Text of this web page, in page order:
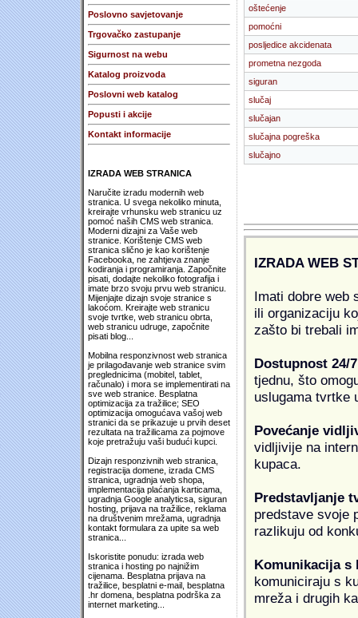
Poslovno savjetovanje
Trgovačko zastupanje
Sigurnost na webu
Katalog proizvoda
Poslovni web katalog
Popusti i akcije
Kontakt informacije
IZRADA WEB STRANICA
Naručite izradu modernih web
stranica. U svega nekoliko minuta,
kreirajte vrhunsku web stranicu uz
pomoć naših CMS web stranica.
Moderni dizajni za Vaše web
stranice. Korištenje CMS web
stranica slično je kao korištenje
Facebooka, ne zahtjeva znanje
kodiranja i programiranja. Započnite
pisati, dodajte nekoliko fotografija i
imate brzo svoju prvu web stranicu.
Mijenjajte dizajn svoje stranice s
lakoćom. Kreirajte web stranicu
svoje tvrtke, web stranicu obrta,
web stranicu udruge, započnite
pisati blog...
Mobilna responzivnost web stranica
je prilagođavanje web stranice svim
preglednicima (mobitel, tablet,
računalo) i mora se implementirati na
sve web stranice. Besplatna
optimizacija za tražilice; SEO
optimizacija omogućava vašoj web
stranici da se prikazuje u prvih deset
rezultata na tražilicama za pojmove
koje pretražuju vaši budući kupci.
Dizajn responzivnih web stranica,
registracija domene, izrada CMS
stranica, ugradnja web shopa,
implementacija plaćanja karticama,
ugradnja Google analyticsa, siguran
hosting, prijava na tražilice, reklama
na društvenim mrežama, ugradnja
kontakt formulara za upite sa web
stranica...
Iskoristite ponudu: izrada web
stranica i hosting po najnižim
cijenama. Besplatna prijava na
tražilice, besplatni e-mail, besplatna
.hr domena, besplatna podrška za
internet marketing...
oštećenje
pomoćni
posljedice akcidenata
prometna nezgoda
siguran
slučaj
slučajan
slučajna pogreška
slučajno
IZRADA WEB
Imati dobre web
ili organizaciju
zašto bi trebali
Dostupnost 24/7
tjednu, što
uslugama tvrtke
Povećanje
vidljivije na
kupaca.
Predstavljanje
predstave svoje
razlikuju od
Komunikacija s
komuniciraju s
mreža i drugih